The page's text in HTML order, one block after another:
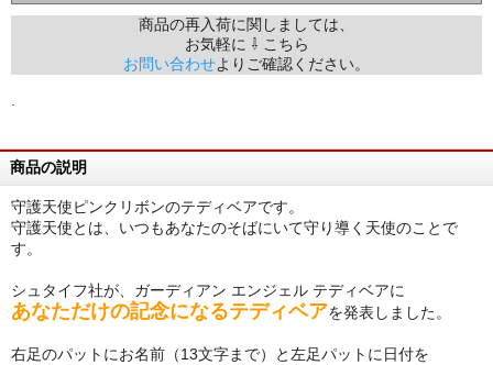
商品の再入荷に関しましては、
お気軽に ⇩ こちら
お問い合わせよりご確認ください。
商品の説明
守護天使ピンクリボンのテディベアです。
守護天使とは、いつもあなたのそばにいて守り導く天使のことで
す。
シュタイフ社が、ガーディアン エンジェル テディベアに
あなただけの記念になるテディベアを発表しました。
右足のパットにお名前（13文字まで）と左足パットに日付を